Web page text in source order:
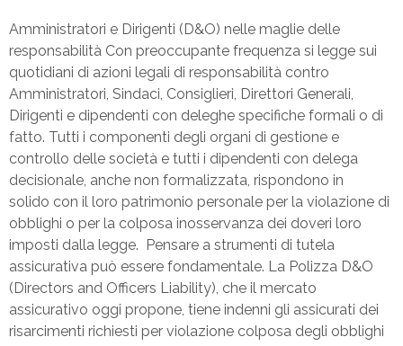
Amministratori e Dirigenti (D&O) nelle maglie delle
responsabilità Con preoccupante frequenza si legge sui
quotidiani di azioni legali di responsabilità contro
Amministratori, Sindaci, Consiglieri, Direttori Generali,
Dirigenti e dipendenti con deleghe specifiche formali o di
fatto. Tutti i componenti degli organi di gestione e
controllo delle società e tutti i dipendenti con delega
decisionale, anche non formalizzata, rispondono in
solido con il loro patrimonio personale per la violazione di
obblighi o per la colposa inosservanza dei doveri loro
imposti dalla legge. Pensare a strumenti di tutela
assicurativa può essere fondamentale. La Polizza D&O
(Directors and Officers Liability), che il mercato
assicurativo oggi propone, tiene indenni gli assicurati dei
risarcimenti richiesti per violazione colposa degli obblighi